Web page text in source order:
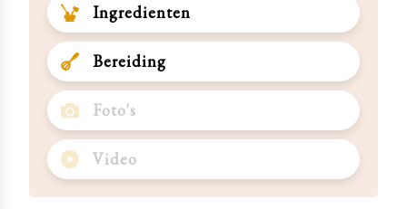
Ingredienten
Bereiding
Foto's
Video